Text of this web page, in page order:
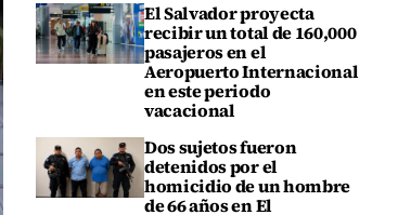
El Salvador proyecta
recibir un total de 160,000
pasajeros en el
Aeropuerto Internacional
en este periodo
vacacional
Dos sujetos fueron
detenidos por el
homicidio de un hombre
de 66 años en El